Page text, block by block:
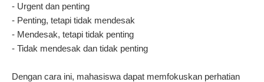
- Urgent dan penting
- Penting, tetapi tidak mendesak
- Mendesak, tetapi tidak penting
- Tidak mendesak dan tidak penting
Dengan cara ini, mahasiswa dapat memfokuskan perhatian